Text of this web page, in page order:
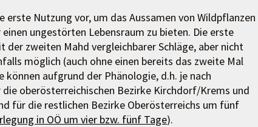
Nutzung vor, um das Aussamen von Wildpflanzen
ungestörten Lebensraum zu bieten. Die erste
zweiten Mahd vergleichbarer Schläge, aber nicht
möglich (auch ohne einen bereits das zweite Mal
können aufgrund der Phänologie, d.h. je nach
oberösterreichischen Bezirke Kirchdorf/Krems und
für die restlichen Bezirke Oberösterreichs um fünf
in OÖ um vier bzw. fünf Tage).